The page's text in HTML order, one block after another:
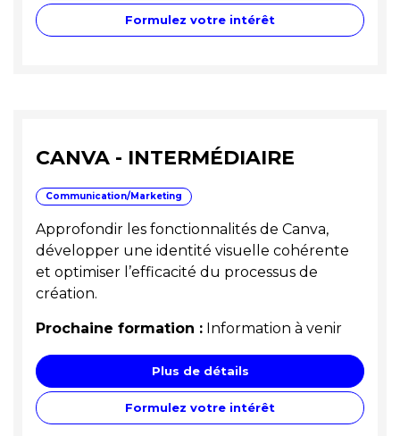
Formulez votre intérêt
CANVA - INTERMÉDIAIRE
Communication/Marketing
Approfondir les fonctionnalités de Canva,
développer une identité visuelle cohérente
et optimiser l’efficacité du processus de
création.
Prochaine formation : Information à venir
Plus de détails
Formulez votre intérêt